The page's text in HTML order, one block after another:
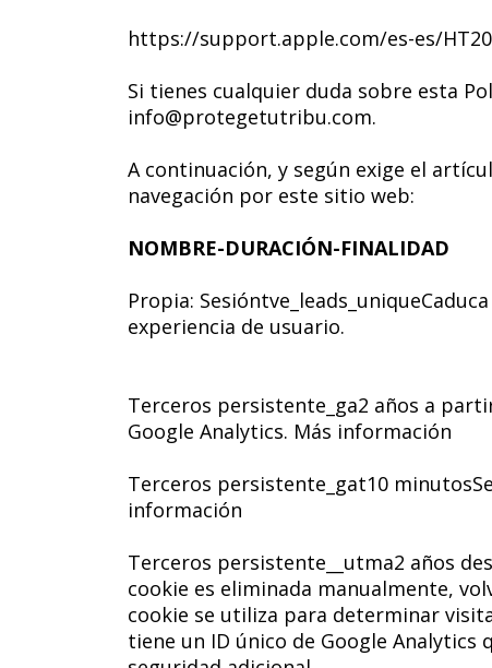
https://support.apple.com/es-es/
Si tienes cualquier duda sobre esta
info@protegetutribu.com.
A continuación, y según exige el
navegación por este sitio web:
NOMBRE-DURACIÓN-FINALIDAD
Propia:
experiencia de usuario.
Terceros persistente_ga2 años a
Google Analytics. Más información
Terceros persistente_gat10
información
Terceros persistente__utma2 años
cookie es eliminada manualmente,
cookie se utiliza para determinar
tiene un ID único de Google Analytics